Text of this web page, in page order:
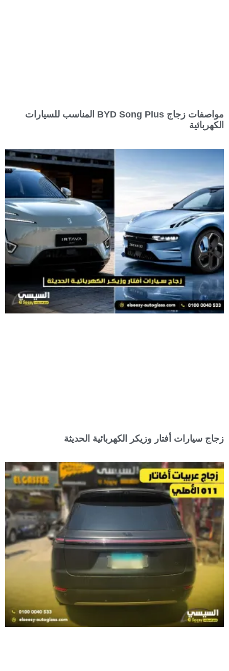
مواصفات زجاج BYD Song Plus المناسب للسيارات
الكهربائية
زجاج سيارات أفتار وزيكر الكهربائية الحديثة